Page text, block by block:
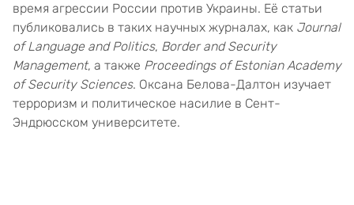
время агрессии России против Украины. Её статьи
публиковались в таких научных журналах, как Journal
of Language and Politics, Border and Security
Management, а также Proceedings of Estonian Academy
of Security Sciences. Оксана Белова-Далтон изучает
терроризм и политическое насилие в Сент-
Эндрюсском университете.